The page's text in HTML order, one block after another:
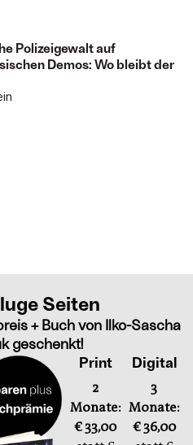
Polizeigewalt auf
Demos: Wo bleibt der
Seiten
+ Buch von Ilko-Sascha
geschenkt!
Print
2
Monate:
€ 33,00
Digital
3
Monate:
€ 36,00